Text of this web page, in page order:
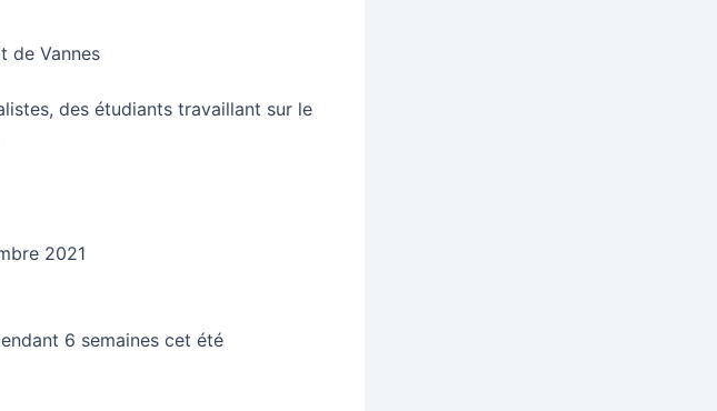
de Vannes
des étudiants travaillant sur le
2021
6 semaines cet été